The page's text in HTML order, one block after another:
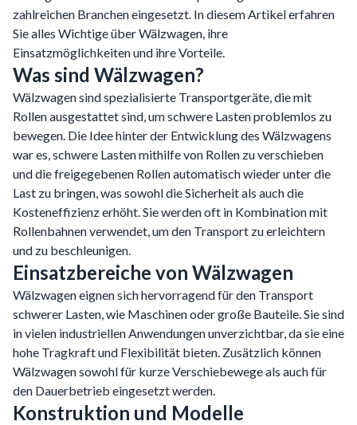
zahlreichen Branchen eingesetzt. In diesem Artikel erfahren
Sie alles Wichtige über Wälzwagen, ihre
Einsatzmöglichkeiten und ihre Vorteile.
Was sind Wälzwagen?
Wälzwagen sind spezialisierte Transportgeräte, die mit
Rollen ausgestattet sind, um schwere Lasten problemlos zu
bewegen. Die Idee hinter der Entwicklung des Wälzwagens
war es, schwere Lasten mithilfe von Rollen zu verschieben
und die freigegebenen Rollen automatisch wieder unter die
Last zu bringen, was sowohl die Sicherheit als auch die
Kosteneffizienz erhöht. Sie werden oft in Kombination mit
Rollenbahnen verwendet, um den Transport zu erleichtern
und zu beschleunigen.
Einsatzbereiche von Wälzwagen
Wälzwagen eignen sich hervorragend für den Transport
schwerer Lasten, wie Maschinen oder große Bauteile. Sie sind
in vielen industriellen Anwendungen unverzichtbar, da sie eine
hohe Tragkraft und Flexibilität bieten. Zusätzlich können
Wälzwagen sowohl für kurze Verschiebewege als auch für
den Dauerbetrieb eingesetzt werden.
Konstruktion und Modelle